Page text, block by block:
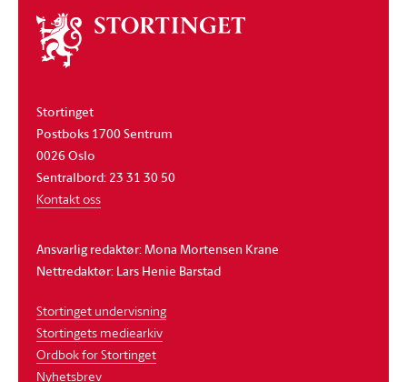
Om
stortinget
Stortinget
Postboks 1700 Sentrum
0026 Oslo
Sentralbord: 23 31 30 50
Kontakt oss
Ansvarlig redaktør: Mona Mortensen Krane
Nettredaktør: Lars Henie Barstad
Stortinget undervisning
Stortingets mediearkiv
Ordbok for Stortinget
Nyhetsbrev